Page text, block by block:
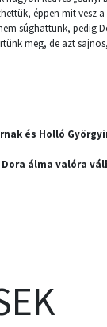
éppen mit vesz
súghattunk, pedig
meg, de azt
és Holló
álma valóra